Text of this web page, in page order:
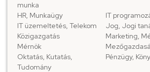
munka
HR, Munkaügy
IT
IT üzemeltetés, Telekom
Jog, Jogi
Közigazgatás
Marketing,
Mérnök
Oktatás, Kutatás,
Tudomány
Pénzügy,